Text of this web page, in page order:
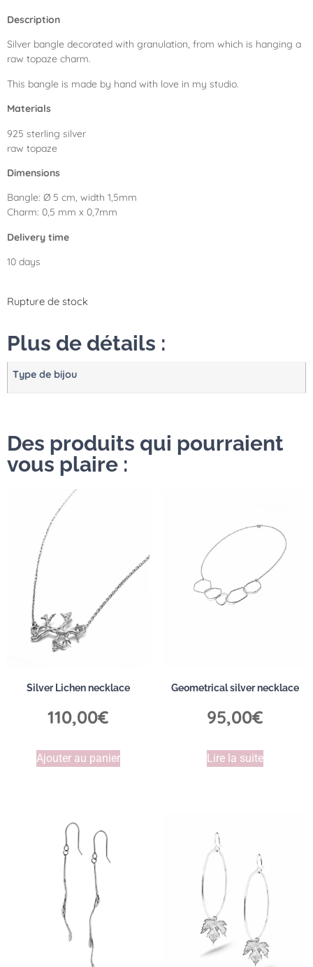
Description
Silver bangle decorated with granulation, from which is hanging a
raw topaze charm.
This bangle is made by hand with love in my studio.
Materials
925 sterling silver
raw topaze
Dimensions
Bangle: Ø 5 cm, width 1,5mm
Charm: 0,5 mm x 0,7mm
Delivery time
10 days
Rupture de stock
Plus de détails :
Type de bijou
Des produits qui pourraient
vous plaire :
Silver Lichen necklace
110,00€
Ajouter au panier
Geometrical silver necklace
95,00€
Lire la suite